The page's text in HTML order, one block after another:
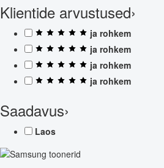
Klientide arvustused›
ja rohkem
ja rohkem
ja rohkem
ja rohkem
Saadavus›
Laos